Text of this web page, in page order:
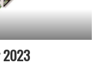
2023